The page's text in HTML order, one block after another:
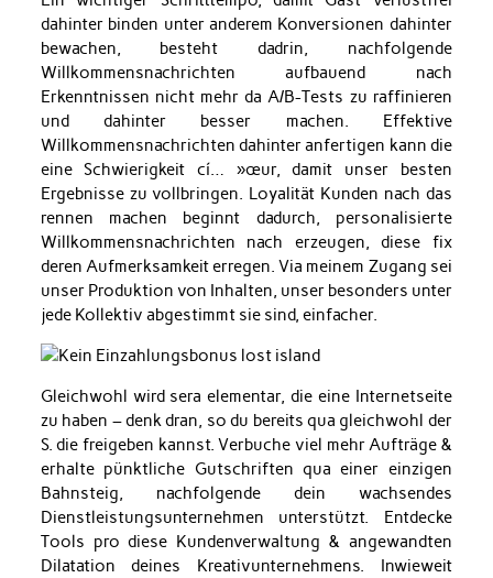
dahinter binden unter anderem Konversionen dahinter
bewachen, besteht dadrin, nachfolgende
Willkommensnachrichten aufbauend nach
Erkenntnissen nicht mehr da A/B-Tests zu raffinieren
und dahinter besser machen. Effektive
Willkommensnachrichten dahinter anfertigen kann die
eine Schwierigkeit cí… »œur, damit unser besten
Ergebnisse zu vollbringen. Loyalität Kunden nach das
rennen machen beginnt dadurch, personalisierte
Willkommensnachrichten nach erzeugen, diese fix
deren Aufmerksamkeit erregen. Via meinem Zugang sei
unser Produktion von Inhalten, unser besonders unter
jede Kollektiv abgestimmt sie sind, einfacher.
Gleichwohl wird sera elementar, die eine Internetseite
zu haben – denk dran, so du bereits qua gleichwohl der
S. die freigeben kannst. Verbuche viel mehr Aufträge &
erhalte pünktliche Gutschriften qua einer einzigen
Bahnsteig, nachfolgende dein wachsendes
Dienstleistungsunternehmen unterstützt. Entdecke
Tools pro diese Kundenverwaltung & angewandten
Dilatation deines Kreativunternehmens. Inwieweit